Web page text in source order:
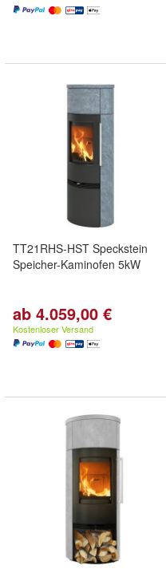
TT21RHS-HST Speckstein
Speicher-Kaminofen 5kW
ab 4.059,00 €
Kostenloser Versand